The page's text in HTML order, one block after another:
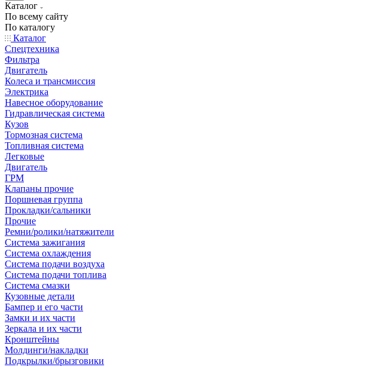
Каталог
По всему сайту
По каталогу
Каталог
Спецтехника
Фильтра
Двигатель
Колеса и трансмиссия
Электрика
Навесное оборудование
Гидравлическая система
Кузов
Тормозная система
Топливная система
Легковые
Двигатель
ГРМ
Клапаны прочие
Поршневая группа
Прокладки/сальники
Прочие
Ремни/ролики/натяжители
Система зажигания
Система охлаждения
Система подачи воздуха
Система подачи топлива
Система смазки
Кузовные детали
Бампер и его части
Замки и их части
Зеркала и их части
Кронштейны
Молдинги/накладки
Подкрылки/брызговики